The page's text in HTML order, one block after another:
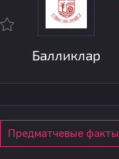
Балликлар
Предматчевые факты